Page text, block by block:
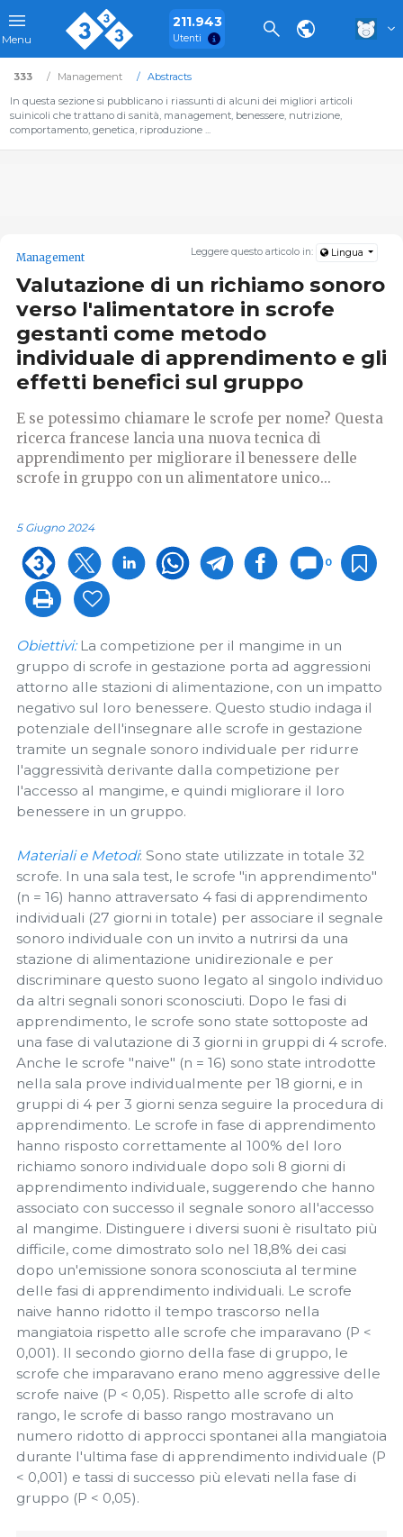
Menu
211.943
Utenti
333 Management
Abstracts
In questa sezione si pubblicano i riassunti di alcuni dei migliori articoli
suinicoli che trattano di sanità, management, benessere, nutrizione,
comportamento, genetica, riproduzione ...
Leggere questo articolo in: Lingua
Management
Valutazione di un richiamo sonoro
verso l'alimentatore in scrofe
gestanti come metodo
individuale di apprendimento e gli
effetti benefici sul gruppo
E se potessimo chiamare le scrofe per nome? Questa
ricerca francese lancia una nuova tecnica di
apprendimento per migliorare il benessere delle
scrofe in gruppo con un alimentatore unico...
5 Giugno 2024
0
Obiettivi: La competizione per il mangime in un
gruppo di scrofe in gestazione porta ad aggressioni
attorno alle stazioni di alimentazione, con un impatto
negativo sul loro benessere. Questo studio indaga il
potenziale dell'insegnare alle scrofe in gestazione
tramite un segnale sonoro individuale per ridurre
l'aggressività derivante dalla competizione per
l'accesso al mangime, e quindi migliorare il loro
benessere in un gruppo.
Materiali e Metodi: Sono state utilizzate in totale 32
scrofe. In una sala test, le scrofe "in apprendimento"
(n = 16) hanno attraversato 4 fasi di apprendimento
individuali (27 giorni in totale) per associare il segnale
sonoro individuale con un invito a nutrirsi da una
stazione di alimentazione unidirezionale e per
discriminare questo suono legato al singolo individuo
da altri segnali sonori sconosciuti. Dopo le fasi di
apprendimento, le scrofe sono state sottoposte ad
una fase di valutazione di 3 giorni in gruppi di 4 scrofe.
Anche le scrofe "naive" (n = 16) sono state introdotte
nella sala prove individualmente per 18 giorni, e in
gruppi di 4 per 3 giorni senza seguire la procedura di
apprendimento. Le scrofe in fase di apprendimento
hanno risposto correttamente al 100% del loro
richiamo sonoro individuale dopo soli 8 giorni di
apprendimento individuale, suggerendo che hanno
associato con successo il segnale sonoro all'accesso
al mangime. Distinguere i diversi suoni è risultato più
difficile, come dimostrato solo nel 18,8% dei casi
dopo un'emissione sonora sconosciuta al termine
delle fasi di apprendimento individuali. Le scrofe
naive hanno ridotto il tempo trascorso nella
mangiatoia rispetto alle scrofe che imparavano (P <
0,001). Il secondo giorno della fase di gruppo, le
scrofe che imparavano erano meno aggressive delle
scrofe naive (P < 0,05). Rispetto alle scrofe di alto
rango, le scrofe di basso rango mostravano un
numero ridotto di approcci spontanei alla mangiatoia
durante l'ultima fase di apprendimento individuale (P
< 0,001) e tassi di successo più elevati nella fase di
gruppo (P < 0,05).